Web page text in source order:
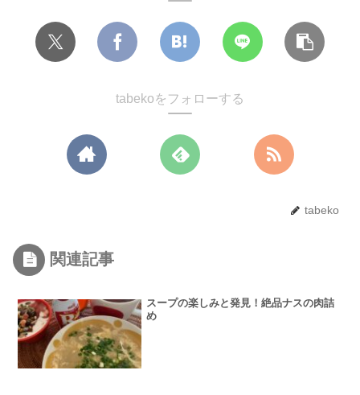
tabekoをフォローする
tabeko
関連記事
スープの楽しみと発見！絶品ナスの肉詰
め